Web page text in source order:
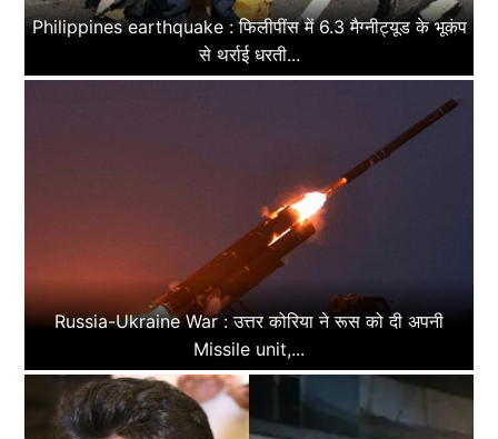
Philippines earthquake : फिलीपींस में 6.3 मैग्नीट्यूड के भूकंप
से थर्राई धरती...
Russia-Ukraine War : उत्तर कोरिया ने रूस को दी अपनी
Missile unit,...